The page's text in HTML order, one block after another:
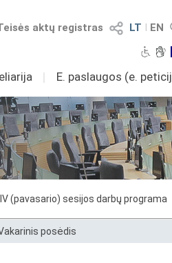
LT I EN
aktų registras
I E. paslaugos (e.
(pavasario) sesijos darbų programa
posėdis